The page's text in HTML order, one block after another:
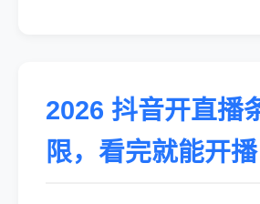
2026 抖音开直播
限，看完就能开播